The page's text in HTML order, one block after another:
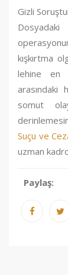
Gizli
Dosyadaki
kışkırtma
lehine en
arasındaki
somut
Suçu ve
uzman
Paylaş: